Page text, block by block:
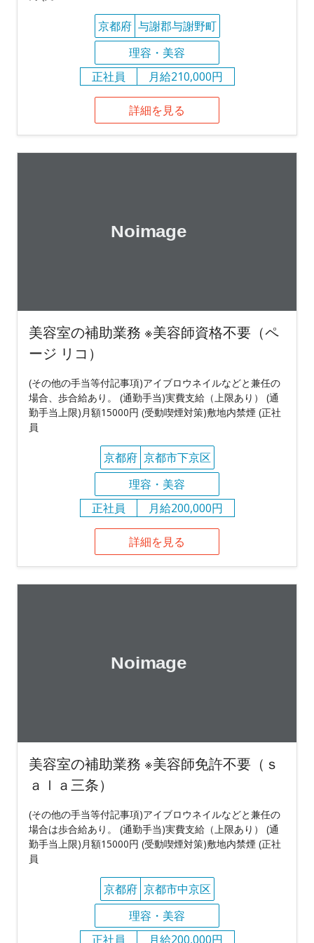
京都府 与謝郡与謝野町
理容・美容
正社員
月給210,000円
詳細を見る
美容室の補助業務 ※美容師資格不要（ペ
ージ リコ）
(その他の手当等付記事項)アイブロウネイルなどと兼任の
場合、歩合給あり。 (通勤手当)実費支給（上限あり） (通
勤手当上限)月額15000円 (受動喫煙対策)敷地内禁煙 (正社
員
京都府 京都市下京区
理容・美容
正社員
月給200,000円
詳細を見る
美容室の補助業務 ※美容師免許不要（ｓ
ａｌａ三条）
(その他の手当等付記事項)アイブロウネイルなどと兼任の
場合は歩合給あり。 (通勤手当)実費支給（上限あり） (通
勤手当上限)月額15000円 (受動喫煙対策)敷地内禁煙 (正社
員
京都府 京都市中京区
理容・美容
正社員
月給200,000円